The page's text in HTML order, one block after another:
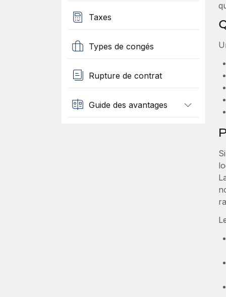
Taxes
Types de congés
Rupture de contrat
Guide des avantages